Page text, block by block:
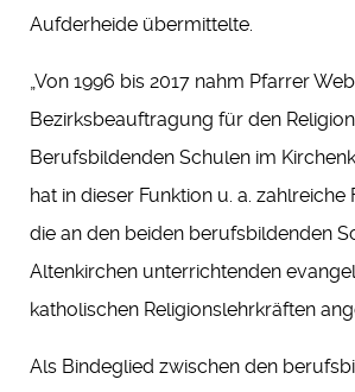
Aufderheide übermittelte.
„Von 1996 bis 2017 nahm Pfarrer
Bezirksbeauftragung für den
Berufsbildenden Schulen im
hat in dieser Funktion u. a.
die an den beiden berufsbildenden
Altenkirchen unterrichtenden
katholischen Religionslehrkräften
Als Bindeglied zwischen den